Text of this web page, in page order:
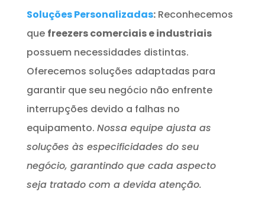
Soluções Personalizadas:Reconhecemos
que freezers comerciais e industriais
possuem necessidades distintas.
Oferecemos soluções adaptadas para
garantir que seu negócio não enfrente
interrupções devido a falhas no
equipamento. Nossa equipe ajusta as
soluções às especificidades do seu
negócio, garantindo que cada aspecto
seja tratado com a devida atenção.